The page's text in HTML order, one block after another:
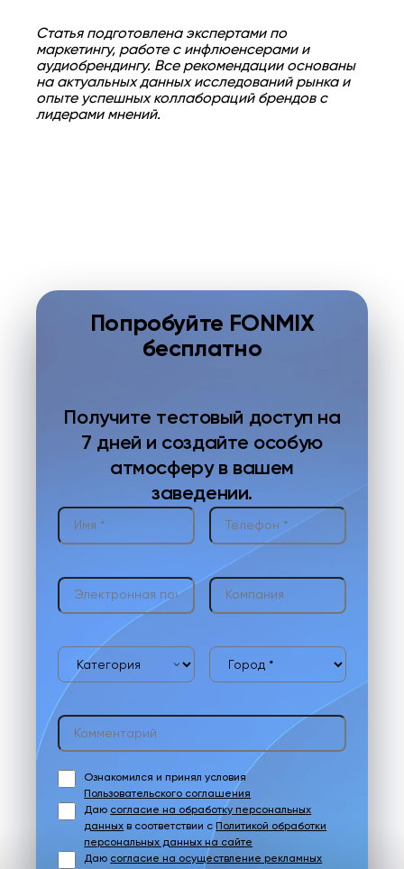
Статья подготовлена экспертами по
маркетингу, работе с инфлюенсерами и
аудиобрендингу. Все рекомендации основаны
на актуальных данных исследований рынка и
опыте успешных коллабораций брендов с
лидерами мнений.
Попробуйте FONMIX
бесплатно
Получите тестовый доступ на
7 дней и создайте особую
атмосферу в вашем
заведении.
Ознакомился и принял условия
Пользовательского соглашения
Даю согласие на обработку персональных
данных в соответствии сПолитикой обработки
персональных данных на сайте
Даю согласие на осуществление рекламных